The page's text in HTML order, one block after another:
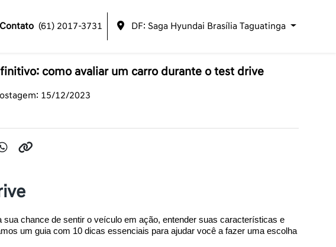
Contato (61) 2017-3731 DF: Saga Hyundai Brasília Taguatinga
como avaliar um carro durante o test drive
15/12/2023
chance de sentir o veículo em ação, entender suas características e
um guia com 10 dicas essenciais para ajudar você a fazer uma escolha